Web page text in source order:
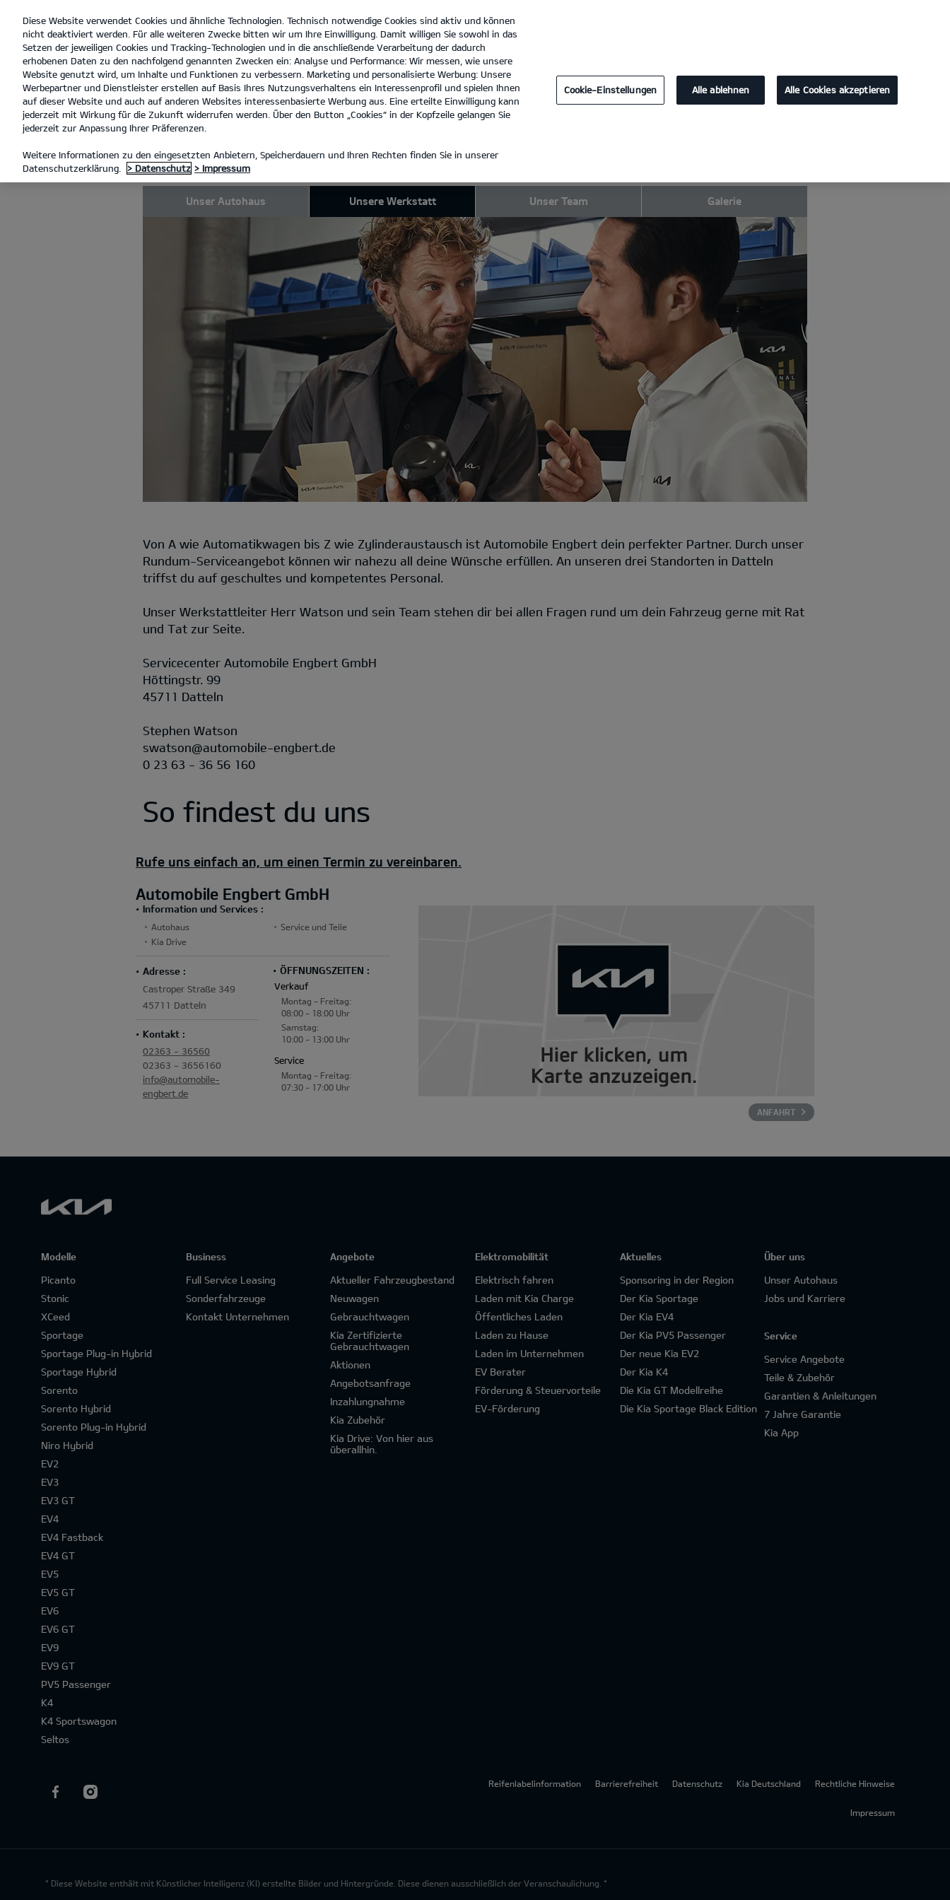
open
menu
Automobile Engbert GmbH Tel. :
UNSER AUTOHAUS UNSERE WERKSTATT
UNSERE WERKSTATT
Unser Autohaus Unsere Werkstatt Unser Team Galerie
Von A wie Automatikwagen bis Z wie Zylinderaustausch ist Automobile Engbert dein perfekter Partner. Durch unser
Rundum-Serviceangebot können wir nahezu all deine Wünsche erfüllen. An unseren drei Standorten in Datteln
triffst du auf geschultes und kompetentes Personal.
Unser Werkstattleiter Herr Watson und sein Team stehen dir bei allen Fragen rund um dein Fahrzeug gerne mit Rat
und Tat zur Seite.
Servicecenter Automobile Engbert GmbH
Höttingstr. 99
45711 Datteln
Stephen Watson
swatson@automobile-engbert.de
0 23 63 - 36 56 160
So findest du uns
Rufe uns einfach an, um einen Termin zu vereinbaren.
Automobile Engbert GmbH
Information und Services :
Autohaus
Service und Teile
Kia Drive
Adresse :
Castroper Straße 349
45711 Datteln
Kontakt :
02363 - 36560
02363 - 3656160
info@automobile-
engbert.de
ÖFFNUNGSZEITEN :
Verkauf
Montag - Freitag:
08:00 - 18:00 Uhr
Samstag:
10:00 - 13:00 Uhr
Service
Montag - Freitag:
07:30 - 17:00 Uhr
ANFAHRT
Modelle
Picanto
Stonic
XCeed
Sportage
Sportage Plug-in Hybrid
Sportage Hybrid
Sorento
Sorento Hybrid
Sorento Plug-in Hybrid
Niro Hybrid
EV2
EV3
EV3 GT
EV4
EV4 Fastback
EV4 GT
EV5
EV5 GT
EV6
EV6 GT
EV9
EV9 GT
PV5 Passenger
K4
K4 Sportswagon
Seltos
Business
Full Service Leasing
Sonderfahrzeuge
Kontakt Unternehmen
Angebote
Aktueller Fahrzeugbestand
Neuwagen
Gebrauchtwagen
Kia Zertifizierte
Gebrauchtwagen
Aktionen
Angebotsanfrage
Inzahlungnahme
Kia Zubehör
Kia Drive: Von hier aus
überallhin.
Elektromobilität
Elektrisch fahren
Laden mit Kia Charge
Öffentliches Laden
Laden zu Hause
Laden im Unternehmen
EV Berater
Förderung & Steuervorteile
EV-Förderung
Aktuelles
Sponsoring in der Region
Der Kia Sportage
Der Kia EV4
Der Kia PV5 Passenger
Der neue Kia EV2
Der Kia K4
Die Kia GT Modellreihe
Die Kia Sportage Black Edition
Über uns
Unser Autohaus
Jobs und Karriere
Service
Service Angebote
Teile & Zubehör
Garantien & Anleitungen
7 Jahre Garantie
Kia App
Reifenlabelinformation Barrierefreiheit Datenschutz Kia Deutschland Rechtliche Hinweise
Impressum
* Diese Website enthält mit Künstlicher Intelligenz (KI) erstellte Bilder und Hintergründe. Diese dienen ausschließlich der Veranschaulichung. *
Diese Website verwendet Cookies und ähnliche Technologien. Technisch notwendige Cookies sind aktiv und können
nicht deaktiviert werden. Für alle weiteren Zwecke bitten wir um Ihre Einwilligung. Damit willigen Sie sowohl in das
Setzen der jeweiligen Cookies und Tracking-Technologien und in die anschließende Verarbeitung der dadurch
erhobenen Daten zu den nachfolgend genannten Zwecken ein: Analyse und Performance: Wir messen, wie unsere
Website genutzt wird, um Inhalte und Funktionen zu verbessern. Marketing und personalisierte Werbung: Unsere
Werbepartner und Dienstleister erstellen auf Basis Ihres Nutzungsverhaltens ein Interessenprofil und spielen Ihnen
auf dieser Website und auch auf anderen Websites interessenbasierte Werbung aus. Eine erteilte Einwilligung kann
jederzeit mit Wirkung für die Zukunft widerrufen werden. Über den Button „Cookies“ in der Kopfzeile gelangen Sie
jederzeit zur Anpassung Ihrer Präferenzen.
Weitere Informationen zu den eingesetzten Anbietern, Speicherdauern und Ihren Rechten finden Sie in unserer
Datenschutzerklärung.
> Datenschutz > Impressum
Cookie-Einstellungen Alle ablehnen Alle Cookies akzeptieren